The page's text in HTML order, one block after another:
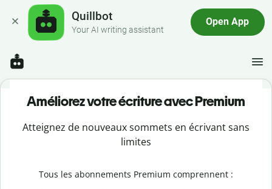
Quillbot
Your AI writing assistant
Open App
Améliorez votre écriture avec Premium
Atteignez de nouveaux sommets en écrivant sans
limites
Tous les abonnements Premium comprennent :